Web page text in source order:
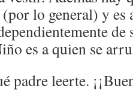
lo general) y es
es a quien se
padre leerte.